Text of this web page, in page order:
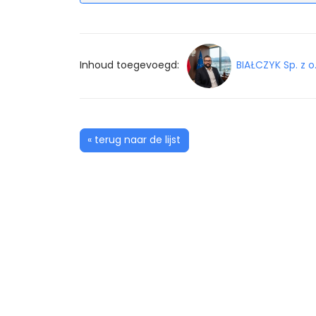
Inhoud toegevoegd: BIAŁCZYK Sp. z
« terug naar de lijst